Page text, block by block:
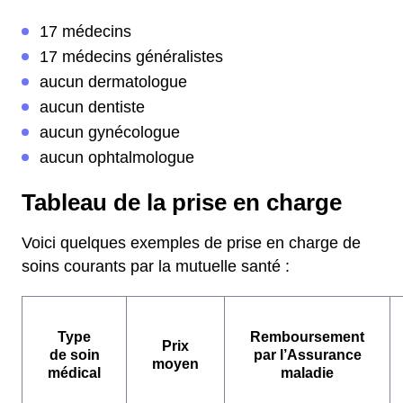
17 médecins
17 médecins généralistes
aucun dermatologue
aucun dentiste
aucun gynécologue
aucun ophtalmologue
Tableau de la prise en charge
Voici quelques exemples de prise en charge de
soins courants par la mutuelle santé :
Type
de soin
médical
Prix
moyen
Remboursement
par l’Assurance
maladie